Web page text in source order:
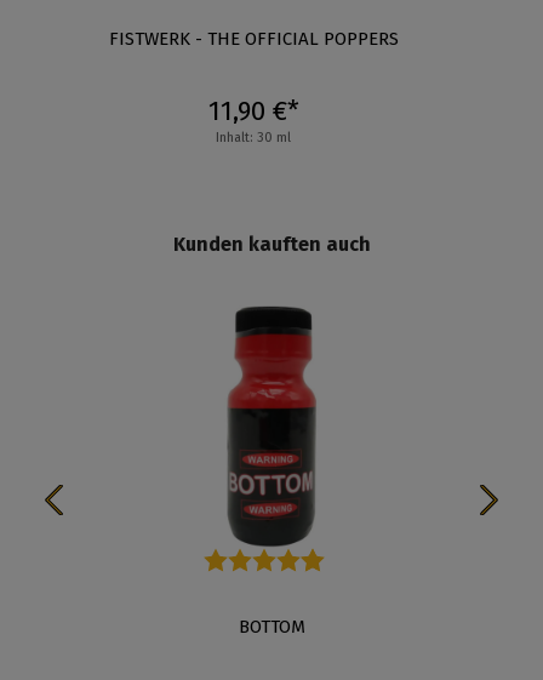
FISTWERK - THE OFFICIAL POPPERS
11,90 €*
Inhalt: 30 ml
Kunden kauften auch
BOTTOM